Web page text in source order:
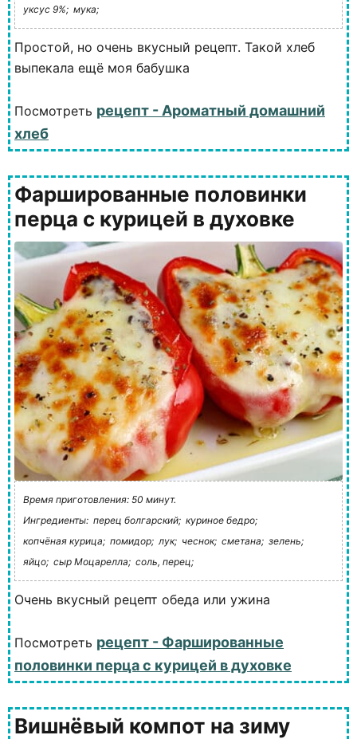
уксус 9%; мука;
Простой, но очень вкусный рецепт. Такой хлеб
выпекала ещё моя бабушка
Посмотреть рецепт - Ароматный домашний
хлеб
Фаршированные половинки
перца с курицей в духовке
Время приготовления: 50 минут.
Ингредиенты: перец болгарский; куриное бедро;
копчёная курица; помидор; лук; чеснок; сметана; зелень;
яйцо; сыр Моцарелла; соль, перец;
Очень вкусный рецепт обеда или ужина
Посмотреть рецепт - Фаршированные
половинки перца с курицей в духовке
Вишнёвый компот на зиму